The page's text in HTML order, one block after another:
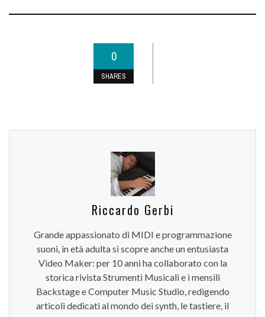
0
SHARES
Riccardo Gerbi
Grande appassionato di MIDI e programmazione
suoni, in età adulta si scopre anche un entusiasta
Video Maker: per 10 anni ha collaborato con la
storica rivista Strumenti Musicali e i mensili
Backstage e Computer Music Studio, redigendo
articoli dedicati al mondo dei synth, le tastiere, il